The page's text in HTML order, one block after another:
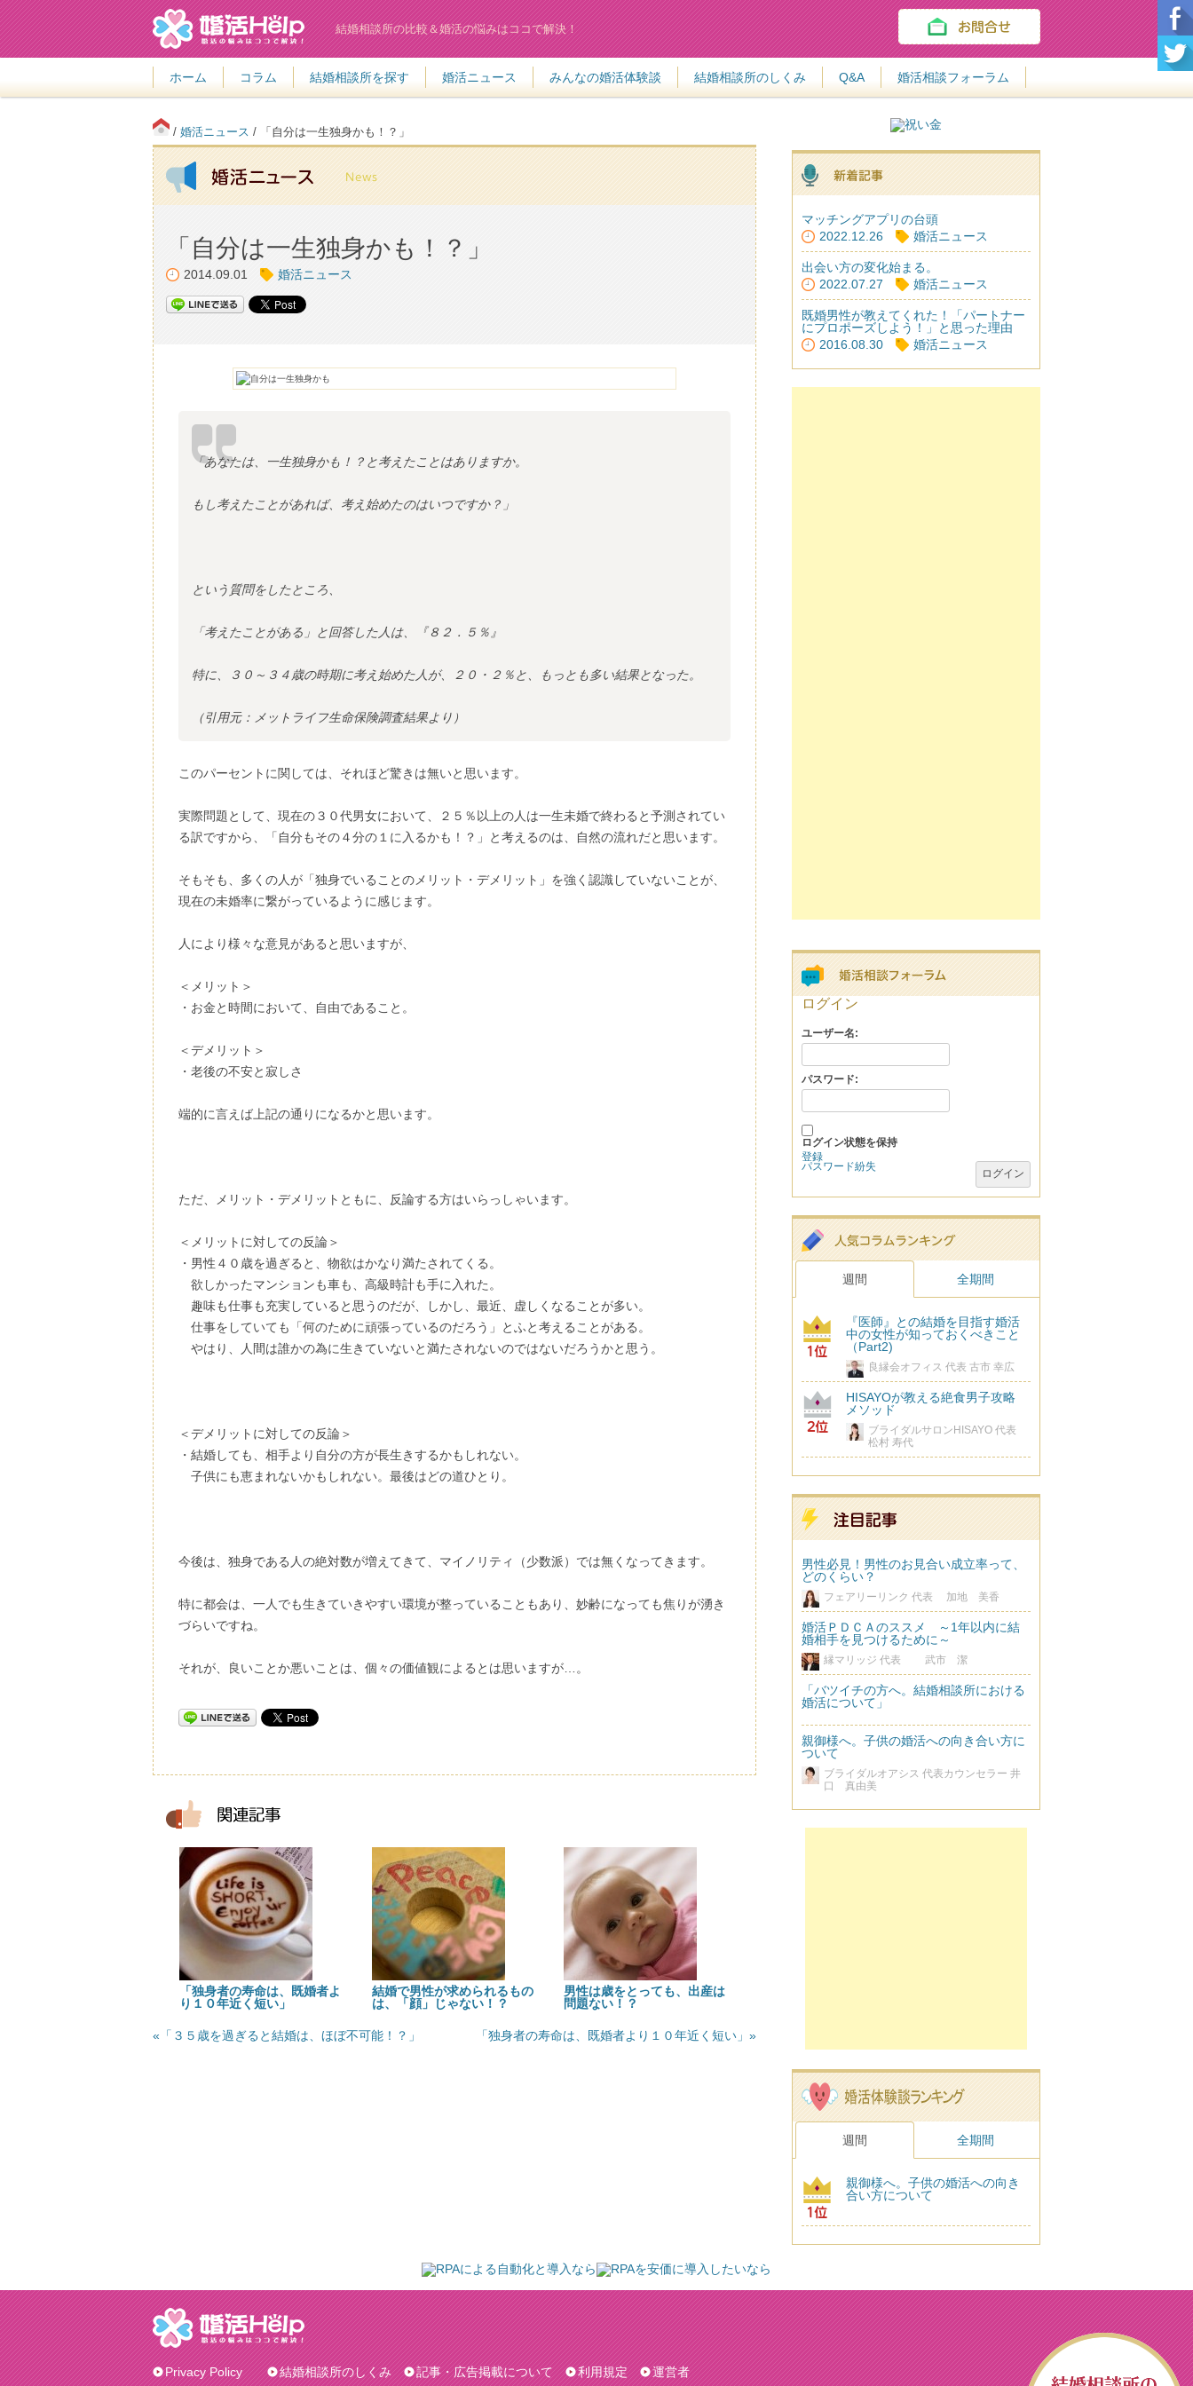
結婚相談所の比較＆婚活の悩みはココで解決！
ホーム コラム 結婚相談所を探す 婚活ニュース みんなの婚活体験談 結婚相談所のしくみ Q&A 婚活相談フォーラム
/ 婚活ニュース / 「自分は一生独身かも！？」
「自分は一生独身かも！？」
2014.09.01 婚活ニュース
「あなたは、一生独身かも！？と考えたことはありますか。
もし考えたことがあれば、考え始めたのはいつですか？」
という質問をしたところ、
「考えたことがある」と回答した人は、『８２．５％』
特に、３０～３４歳の時期に考え始めた人が、２０・２％と、もっとも多い結果となった。
（引用元：メットライフ生命保険調査結果より）
このパーセントに関しては、それほど驚きは無いと思います。
実際問題として、現在の３０代男女において、２５％以上の人は一生未婚で終わると予測されてい
る訳ですから、「自分もその４分の１に入るかも！？」と考えるのは、自然の流れだと思います。
そもそも、多くの人が「独身でいることのメリット・デメリット」を強く認識していないことが、
現在の未婚率に繋がっているように感じます。
人により様々な意見があると思いますが、
＜メリット＞
・お金と時間において、自由であること。
＜デメリット＞
・老後の不安と寂しさ
端的に言えば上記の通りになるかと思います。
ただ、メリット・デメリットともに、反論する方はいらっしゃいます。
＜メリットに対しての反論＞
・男性４０歳を過ぎると、物欲はかなり満たされてくる。
欲しかったマンションも車も、高級時計も手に入れた。
趣味も仕事も充実していると思うのだが、しかし、最近、虚しくなることが多い。
仕事をしていても「何のために頑張っているのだろう」とふと考えることがある。
やはり、人間は誰かの為に生きていないと満たされないのではないだろうかと思う。
＜デメリットに対しての反論＞
・結婚しても、相手より自分の方が長生きするかもしれない。
子供にも恵まれないかもしれない。最後はどの道ひとり。
今後は、独身である人の絶対数が増えてきて、マイノリティ（少数派）では無くなってきます。
特に都会は、一人でも生きていきやすい環境が整っていることもあり、妙齢になっても焦りが湧き
づらいですね。
それが、良いことか悪いことは、個々の価値観によるとは思いますが…。
「独身者の寿命は、既婚者よ
り１０年近く短い」
結婚で男性が求められるもの
は、「顔」じゃない！？
男性は歳をとっても、出産は
問題ない！？
«「３５歳を過ぎると結婚は、ほぼ不可能！？」 「独身者の寿命は、既婚者より１０年近く短い」»
マッチングアプリの台頭
2022.12.26
婚活ニュース
出会い方の変化始まる。
2022.07.27
婚活ニュース
既婚男性が教えてくれた！「パートナー
にプロポーズしよう！」と思った理由
2016.08.30
婚活ニュース
ログイン
ユーザー名:
パスワード:
ログイン状態を保持
ログイン
登録
パスワード紛失
週間 全期間
『医師』との結婚を目指す婚活
中の女性が知っておくべきこと
（Part2)
良縁会オフィス 代表 古市 幸広
HISAYOが教える絶食男子攻略
メソッド
ブライダルサロンHISAYO 代表
松村 寿代
男性必見！男性のお見合い成立率って、
どのくらい？
フェアリーリンク 代表 加地 美香
婚活ＰＤＣＡのススメ ～1年以内に結
婚相手を見つけるために～
縁マリッジ 代表 武市 潔
「バツイチの方へ。結婚相談所における
婚活について」
親御様へ。子供の婚活への向き合い方に
ついて
ブライダルオアシス 代表カウンセラー 井
口 真由美
週間 全期間
親御様へ。子供の婚活への向き
合い方について
Privacy Policy 結婚相談所のしくみ 記事・広告掲載について 利用規定 運営者